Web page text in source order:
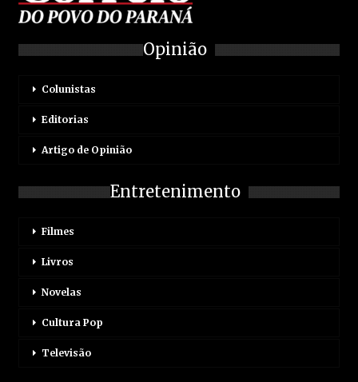
Opinião
Colunistas
Editorias
Artigo de Opinião
Entretenimento
Filmes
Livros
Novelas
Cultura Pop
Televisão